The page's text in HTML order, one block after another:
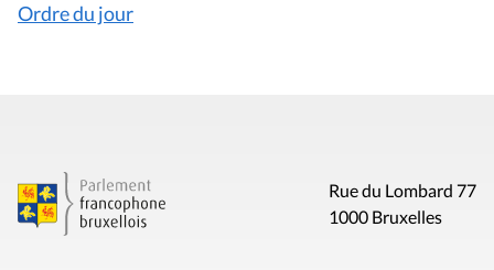
Ordre du jour
Rue du Lombard 77
1000 Bruxelles